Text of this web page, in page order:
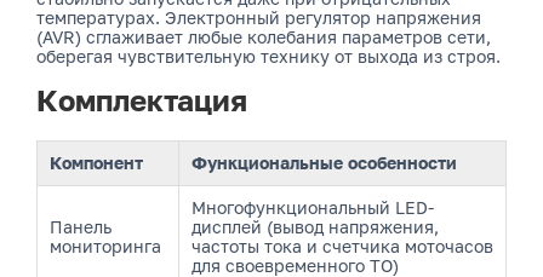
температурах. Электронный регулятор напряжения
(AVR) сглаживает любые колебания параметров сети,
оберегая чувствительную технику от выхода из строя.
Комплектация
Компонент Функциональные особенности
Панель
мониторинга
Многофункциональный LED-
дисплей (вывод напряжения,
частоты тока и счетчика моточасов
для своевременного ТО)